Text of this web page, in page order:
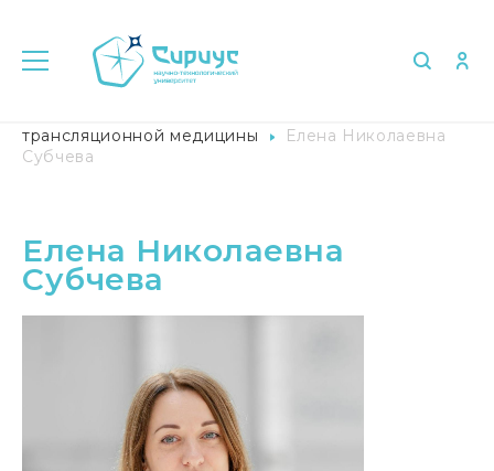
трансляционной медицины
Елена Николаевна
Субчева
Елена Николаевна
Субчева